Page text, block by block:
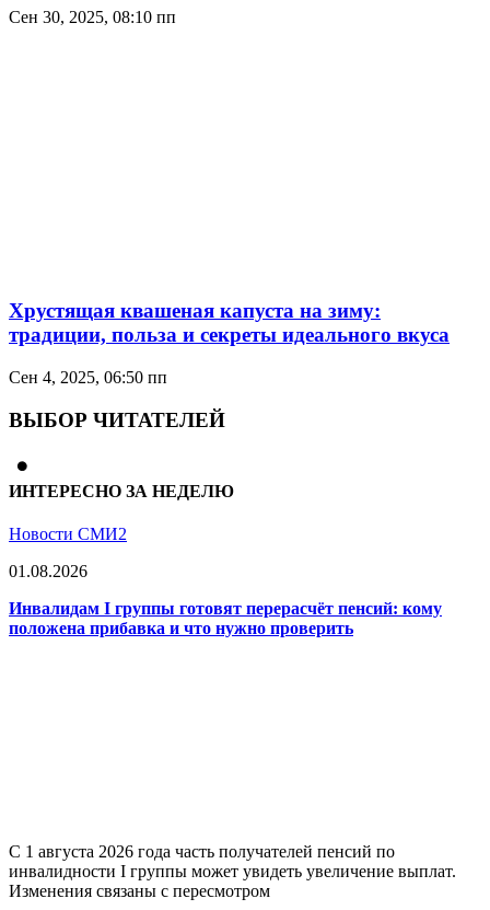
Сен 30, 2025, 08:10 пп
Хрустящая квашеная капуста на зиму:
традиции, польза и секреты идеального вкуса
Сен 4, 2025, 06:50 пп
ВЫБОР ЧИТАТЕЛЕЙ
ИНТЕРЕСНО ЗА НЕДЕЛЮ
Новости СМИ2
01.08.2026
Инвалидам I группы готовят перерасчёт пенсий: кому
положена прибавка и что нужно проверить
С 1 августа 2026 года часть получателей пенсий по
инвалидности I группы может увидеть увеличение выплат.
Изменения связаны с пересмотром